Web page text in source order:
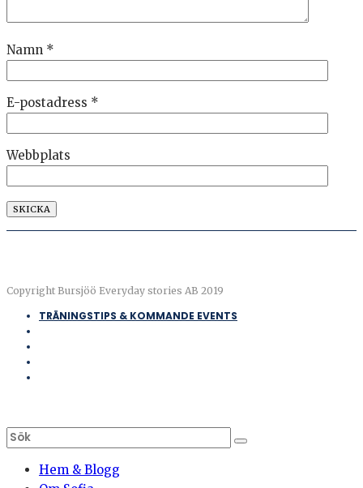
Namn *
E-postadress *
Webbplats
Copyright Bursjöö Everyday stories AB 2019
TRÄNINGSTIPS & KOMMANDE EVENTS
Hem & Blogg